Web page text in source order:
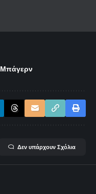
Μπάγερν
Δεν υπάρχουν Σχόλια